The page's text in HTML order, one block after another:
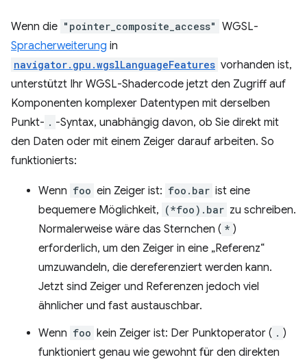
Wenn die "pointer_composite_access" WGSL-
Spracherweiterung in
navigator.gpu.wgslLanguageFeatures vorhanden ist,
unterstützt Ihr WGSL-Shadercode jetzt den Zugriff auf
Komponenten komplexer Datentypen mit derselben
Punkt- . -Syntax, unabhängig davon, ob Sie direkt mit
den Daten oder mit einem Zeiger darauf arbeiten. So
funktionierts:
Wenn foo ein Zeiger ist: foo.bar ist eine
bequemere Möglichkeit, (*foo).bar zu schreiben.
Normalerweise wäre das Sternchen ( * )
erforderlich, um den Zeiger in eine „Referenz“
umzuwandeln, die dereferenziert werden kann.
Jetzt sind Zeiger und Referenzen jedoch viel
ähnlicher und fast austauschbar.
Wenn foo kein Zeiger ist: Der Punktoperator ( . )
funktioniert genau wie gewohnt für den direkten